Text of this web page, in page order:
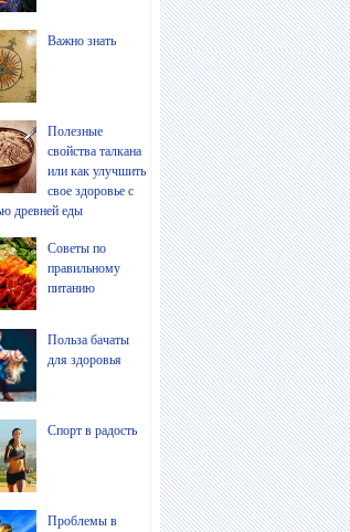
Важно знать
Полезные
свойства талкана
или как улучшить
свое здоровье с
древней еды
Советы по
правильному
питанию
Польза бачаты
для здоровья
Спорт в радость
Проблемы в